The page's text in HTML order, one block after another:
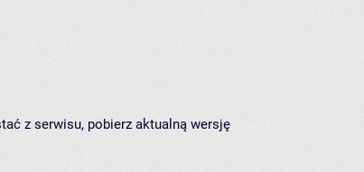
z serwisu, pobierz aktualną wersję